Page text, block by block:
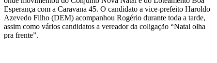
Esperança com a Caravana 45. O candidato a vice-prefeito Haroldo
Azevedo Filho (DEM) acompanhou Rogério durante toda a tarde,
assim como vários candidatos a vereador da coligação “Natal olha
pra frente”.